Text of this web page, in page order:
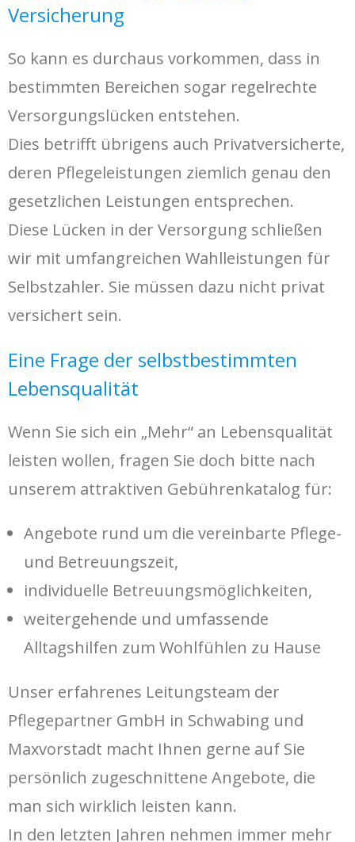
Versicherung
So kann es durchaus vorkommen, dass in
bestimmten Bereichen sogar regelrechte
Versorgungslücken entstehen.
Dies betrifft übrigens auch Privatversicherte,
deren Pflegeleistungen ziemlich genau den
gesetzlichen Leistungen entsprechen.
Diese Lücken in der Versorgung schließen
wir mit umfangreichen Wahlleistungen für
Selbstzahler. Sie müssen dazu nicht privat
versichert sein.
Eine Frage der selbstbestimmten
Lebensqualität
Wenn Sie sich ein „Mehr“ an Lebensqualität
leisten wollen, fragen Sie doch bitte nach
unserem attraktiven Gebührenkatalog für:
Angebote rund um die vereinbarte Pflege-
und Betreuungszeit,
individuelle Betreuungsmöglichkeiten,
weitergehende und umfassende
Alltagshilfen zum Wohlfühlen zu Hause
Unser erfahrenes Leitungsteam der
Pflegepartner GmbH in Schwabing und
Maxvorstadt macht Ihnen gerne auf Sie
persönlich zugeschnittene Angebote, die
man sich wirklich leisten kann.
In den letzten Jahren nehmen immer mehr